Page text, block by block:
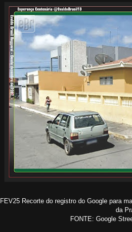
FEV25 Recorte do registro do Google para
da
FONTE: Google